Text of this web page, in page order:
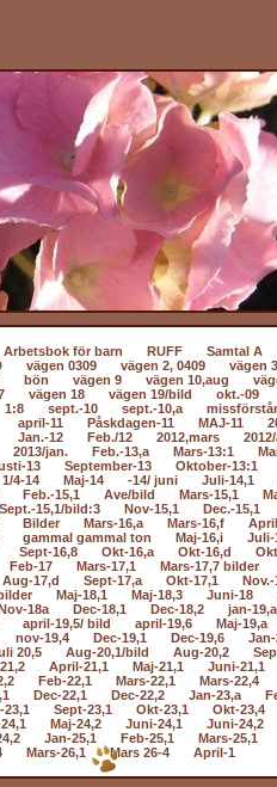
Arbetsbok för barn RUFF Samtal A
vägen 0309 vägen 2, 0409 vägen
bön vägen 9 vägen 10,aug
vägen 18 vägen 19/bild okt.-09
1:8 sept.-10 sept.-10,a
april-11 Påskdagen-11 MAJ-11
Jan.-12 Feb./12 2012,mars
2013/jan. Feb.-13,a Mars-13:1
13 September-13 Oktober-13:1
1/4-14 Maj-14 -14/ juni Juli-14,1
Feb.-15,1 Ave/bild Mars-15,1
Sept.-15,1/bild:3 Nov-15,1 Dec.-15,1
Bilder Mars-16,a Mars-16,f
gammal gammal ton Maj-16,i Juli-
Sept-16,8 Okt-16,a Okt-16,d
Feb-17 Mars-17,1 Mars-17,7 bilder
Aug-17,d Sept-17,a Okt-17,1 Nov.-
Maj-18,1 Maj-18,3 Juni-18
18a Dec-18,1 Dec-18,2 jan-
april-19,5/ bild april-19,6 Maj-19,a
nov-19,4 Dec-19,1 Dec-19,6 Jan-
20,5 Aug-20,1/bild Aug-20,2
April-21,1 Maj-21,1 Juni-21,1
Feb-22,1 Mars-22,1 Mars-22,4
Dec-22,1 Dec-22,2 Jan-23,a
Sept-23,1 Okt-23,1 Okt-23,4
Maj-24,2 Juni-24,1 Juni-24,2
Jan-25,1 Feb-25,1 Mars-25,1
Mars-26,1 Mars 26-4 April-1